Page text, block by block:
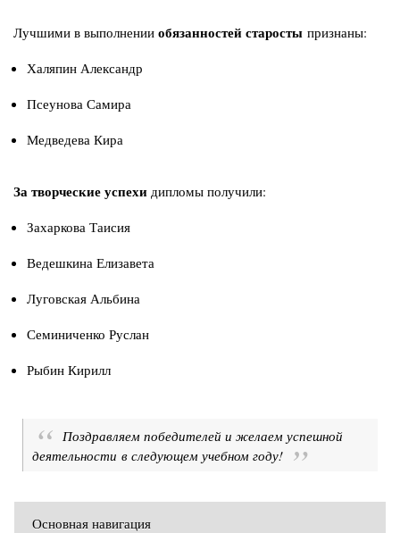
Лучшими в выполнении обязанностей старосты признаны:
Халяпин Александр
Псеунова Самира
Медведева Кира
За творческие успехи дипломы получили:
Захаркова Таисия
Ведешкина Елизавета
Луговская Альбина
Семиниченко Руслан
Рыбин Кирилл
Поздравляем победителей и желаем успешной
деятельности в следующем учебном году!
Основная навигация